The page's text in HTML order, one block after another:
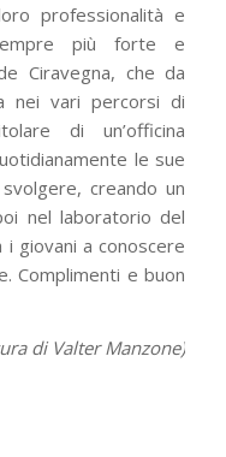
professionalità e
più forte e
Ciravegna, che da
nei vari percorsi di
di un’officina
le sue
creando un
nel laboratorio del
i giovani a conoscere
Complimenti e buon
di Valter Manzone)